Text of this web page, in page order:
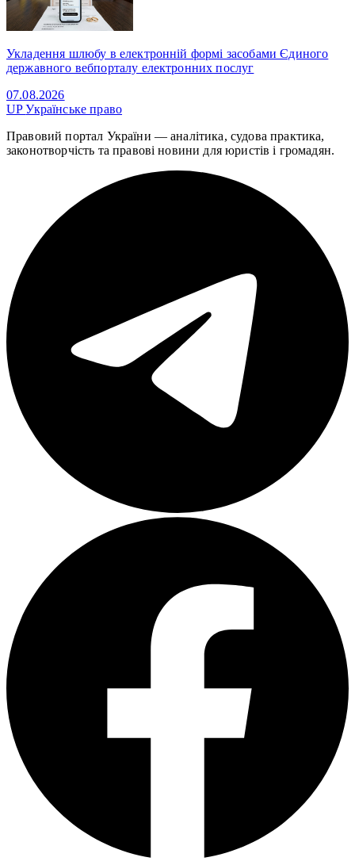
Укладення шлюбу в електронній формі засобами Єдиного
державного вебпорталу електронних послуг
07.08.2026
UPУкраїнське право
Правовий портал України — аналітика, судова практика,
законотворчість та правові новини для юристів і громадян.